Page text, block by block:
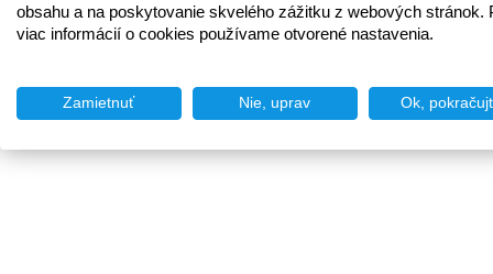
obsahu a na poskytovanie skvelého zážitku z webových stránok.
viac informácií o cookies používame otvorené nastavenia.
Zamietnuť Nie, uprav Ok,